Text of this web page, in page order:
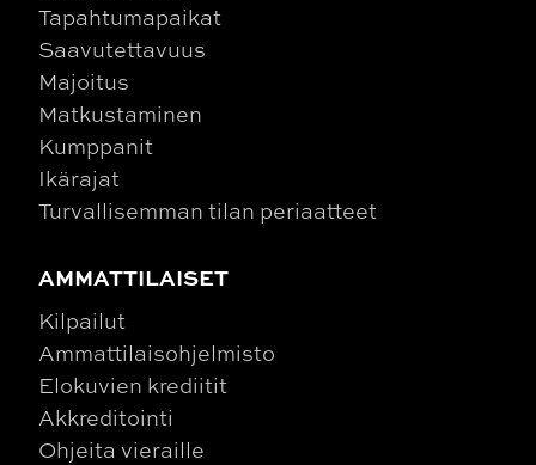
Tapahtumapaikat
Saavutettavuus
Majoitus
Matkustaminen
Kumppanit
Ikärajat
Turvallisemman tilan periaatteet
AMMATTILAISET
Kilpailut
Ammattilaisohjelmisto
Elokuvien krediitit
Akkreditointi
Ohjeita vieraille